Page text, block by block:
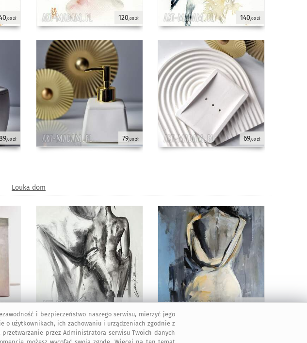
,00 zł
,00 zł
120,00 zł 140,00 zł
79,00 zł 69,00 zł
Louka dom
700 600
i bezpieczeństwo naszego serwisu, mierzyć jego
o użytkownikach, ich zachowaniu i urządzeniach zgodnie z
przetwarzanie przez Administratora serwisu Twoich danych